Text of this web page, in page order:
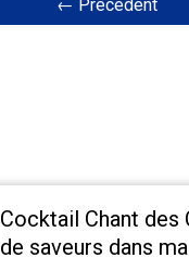
← Précédent
Cocktail Chant des
de saveurs dans